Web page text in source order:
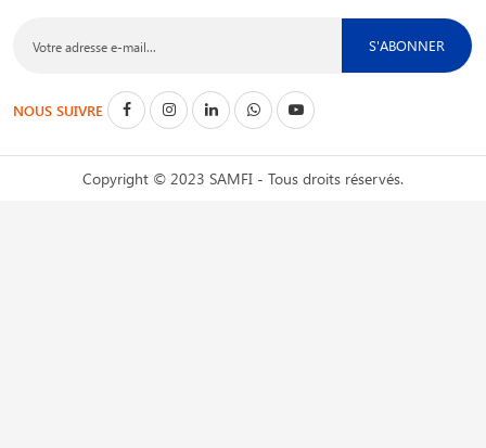
S'ABONNER
NOUS SUIVRE
Copyright © 2023 SAMFI - Tous droits réservés.